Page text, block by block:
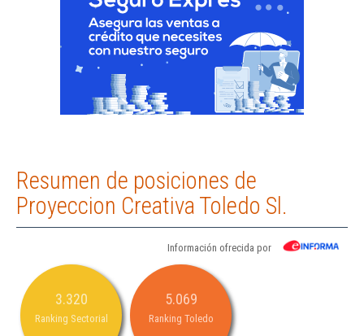
Resumen de posiciones de
Proyeccion Creativa Toledo Sl.
Información ofrecida por
3.320
Ranking Sectorial
5.069
Ranking Toledo